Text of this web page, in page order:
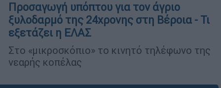
Προσαγωγή υπόπτου για τον άγριο
ξυλοδαρμό της 24χρονης στη Βέροια - Τι
εξετάζει η ΕΛΑΣ
Στο «μικροσκόπιο» το κινητό τηλέφωνο της
νεαρής κοπέλας